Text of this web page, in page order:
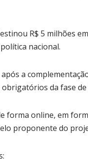
R$ 5 milhões
nacional.
a
da fase de
forma online, em
proponente do